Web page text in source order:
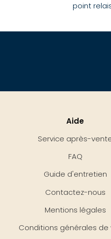
point
Aide
Service après-
FAQ
Guide d'entretien
Contactez-nous
Mentions légales
Conditions générales de